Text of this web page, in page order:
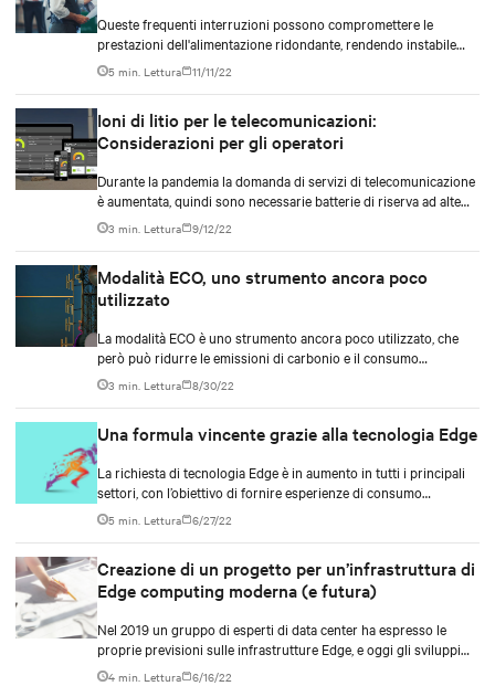
Queste frequenti interruzioni possono compromettere le
prestazioni dell'alimentazione ridondante, rendendo instabile
l'attività; ma c’è un dispositivo che può aiutare a migliorare la
situazione.
5 min. Lettura 11/11/22
Ioni di litio per le telecomunicazioni:
Considerazioni per gli operatori
Durante la pandemia la domanda di servizi di telecomunicazione
è aumentata, quindi sono necessarie batterie di riserva ad alte
prestazioni per supportare l’attività e le esigenze degli utenti.
3 min. Lettura 9/12/22
Modalità ECO, uno strumento ancora poco
utilizzato
La modalità ECO è uno strumento ancora poco utilizzato, che
però può ridurre le emissioni di carbonio e il consumo
energetico delle infrastrutture.
3 min. Lettura 8/30/22
Una formula vincente grazie alla tecnologia Edge
La richiesta di tecnologia Edge è in aumento in tutti i principali
settori, con l’obiettivo di fornire esperienze di consumo
continuative, ed è probabile che nei prossimi anni questa
richiesta sia destinata ad aumentare ulteriormente.
5 min. Lettura 6/27/22
Creazione di un progetto per un’infrastruttura di
Edge computing moderna (e futura)
Nel 2019 un gruppo di esperti di data center ha espresso le
proprie previsioni sulle infrastrutture Edge, e oggi gli sviluppi
stanno rispettando quelle proiezioni.
4 min. Lettura 6/16/22